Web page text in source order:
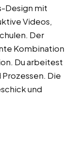
Design mit
Videos,
Der
Kombination
Du arbeitest
Die
und